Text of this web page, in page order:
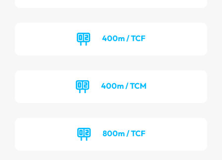
400m / TCF
400m / TCM
800m / TCF